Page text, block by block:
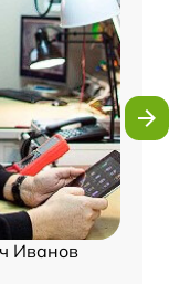
Иванов